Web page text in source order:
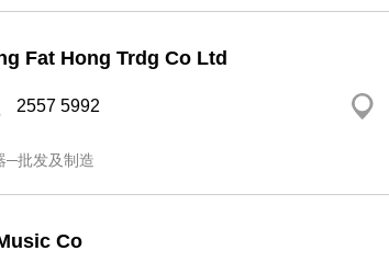
Fat Hong Trdg Co Ltd
2557 5992
─批发及制造
Co